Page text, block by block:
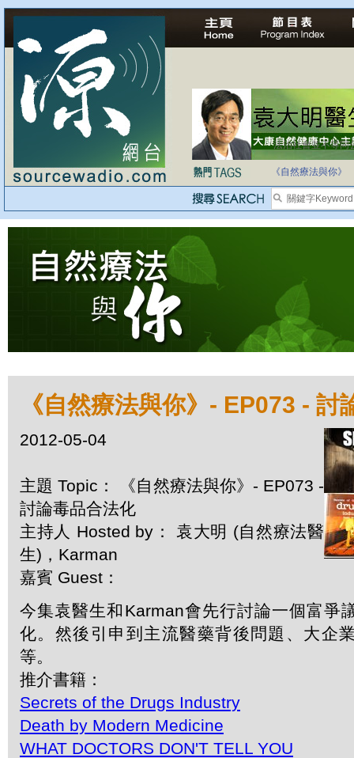
法治社會並不等同
《自然療法與你》
《自然療法與你》- EP073 - 討
2012-05-04
主題 Topic： 《自然療法與你》- EP073 -
討論毒品合法化
主持人 Hosted by： 袁大明 (自然療法醫
生)，Karman
嘉賓 Guest：
今集袁醫生和Karman會先行討論一個富爭
化。然後引申到主流醫藥背後問題、大企
等。
推介書籍：
Secrets of the Drugs Industry
Death by Modern Medicine
WHAT DOCTORS DON'T TELL YOU